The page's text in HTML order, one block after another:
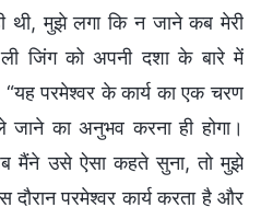
थी, मुझे लगा कि न जाने कब मेरी
जिंग को अपनी दशा के बारे में
परमेश्वर के कार्य का एक चरण
जाने का अनुभव करना ही होगा।
मैंने उसे ऐसा कहते सुना, तो मुझे
परमेश्वर कार्य करता है और